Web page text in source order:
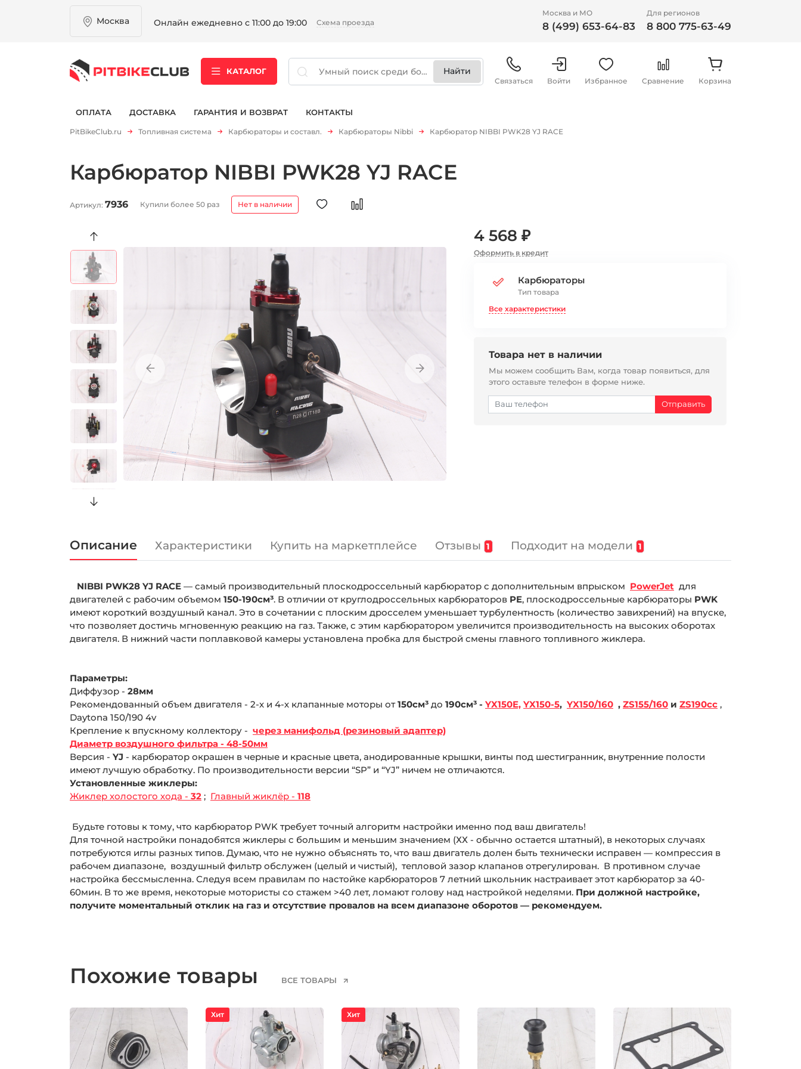
Москва Онлайн ежедневно с 11:00 до 19:00 Схема проезда
Москва и МО
8 (499) 653-64-83
Для регионов
8 800 775-63-49
КАТАЛОГ
Связаться Войти Избранное Сравнение Корзина
ОПЛАТА ДОСТАВКА ГАРАНТИЯ И ВОЗВРАТ КОНТАКТЫ
PitBikeClub.ru Топливная система Карбюраторы и составл. Карбюраторы Nibbi Карбюратор NIBBI PWK28 YJ RACE
Карбюратор NIBBI PWK28 YJ RACE
Артикул: 7936 Купили более 50 раз Нет в наличии
4 568 ₽
Оформить в кредит
Карбюраторы
Тип товара
Все характеристики
Товара нет в наличии
Мы можем сообщить Вам, когда товар появиться, для
этого оставьте телефон в форме ниже.
Описание Характеристики Купить на маркетплейсе Отзывы 1 Подходит на модели 1
NIBBI PWK28 YJ RACE — самый производительный плоскодроссельный карбюратор с дополнительным впрыском PowerJet для
двигателей с рабочим объемом 150-190см³. В отличии от круглодроссельных карбюраторов PE, плоскодроссельные карбюраторы PWK
имеют короткий воздушный канал. Это в сочетании с плоским дросселем уменьшает турбулентность (количество завихрений) на впуске,
что позволяет достичь мгновенную реакцию на газ. Также, с этим карбюратором увеличится производительность на высоких оборотах
двигателя. В нижний части поплавковой камеры установлена пробка для быстрой смены главного топливного жиклера.
Параметры:
Диффузор - 28мм
Рекомендованный объем двигателя - 2-х и 4-х клапанные моторы от150см³ до 190см³ - YX150E, YX150-5, YX150/160 , ZS155/160 и ZS190cc ,
Daytona 150/190 4v
Крепление к впускному коллектору - через манифольд (резиновый адаптер)
Диаметр воздушного фильтра - 48-50мм
Версия - YJ - карбюратор окрашен в черные и красные цвета, анодированные крышки, винты под шестигранник, внутренние полости
имеют лучшую обработку. По производительности версии “SP” и “YJ” ничем не отличаются.
Установленные жиклеры:
Жиклер холостого хода - 32 ; Главный жиклёр - 118
Будьте готовы к тому, что карбюратор PWK требует точный алгоритм настройки именно под ваш двигатель!
Для точной настройки понадобятся жиклеры с большим и меньшим значением (ХХ - обычно остается штатный), в некоторых случаях
потребуются иглы разных типов. Думаю, что не нужно объяснять то, что ваш двигатель долен быть технически исправен — компрессия в
рабочем диапазоне, воздушный фильтр обслужен (целый и чистый), тепловой зазор клапанов отрегулирован. В противном случае
настройка бессмысленна. Следуя всем правилам по настойке карбюраторов 7 летний школьник настраивает этот карбюратор за 40-
60мин. В то же время, некоторые мотористы со стажем >40 лет, ломают голову над настройкой неделями. При должной настройке,
получите моментальный отклик на газ и отсутствие провалов на всем диапазоне оборотов — рекомендуем.
Похожие товары ВСЕ ТОВАРЫ
Хит Хит